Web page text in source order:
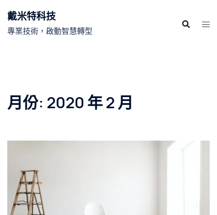
戴米特科技
專業技術，啟動智慧轉型
月份: 2020 年 2 月